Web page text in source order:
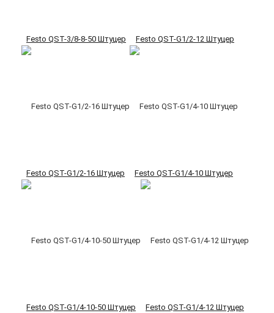
Festo QST-3/8-8-50 Штуцер Festo QST-G1/2-12 Штуцер
Festo QST-G1/2-16 Штуцер Festo QST-G1/4-10 Штуцер
Festo QST-G1/4-10-50 Штуцер Festo QST-G1/4-12 Штуцер